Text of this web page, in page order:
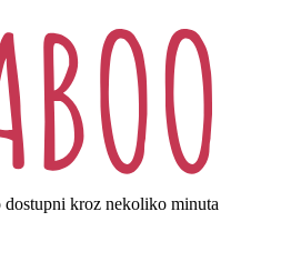
dostupni kroz nekoliko minuta